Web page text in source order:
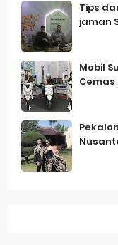
Tips
jaman
Mobil
Cemas